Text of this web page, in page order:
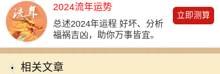
2024流年运势
总述2024年运程 好坏、分析
福祸吉凶，助你万事皆宜。
立即测算
相关文章